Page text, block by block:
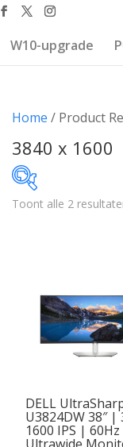
W10-upgrade
Home / Product
3840 x 1600
Toont alle 2
DELL
U3824DW 38″ |
1600 IPS | 60Hz